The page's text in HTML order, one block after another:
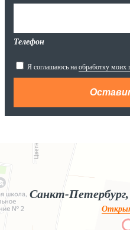
Телефон
Я соглашаюсь на обработку моих
Яндекс.Карты
Яндекс.Карты — поиск мест и адресов,
Санкт-